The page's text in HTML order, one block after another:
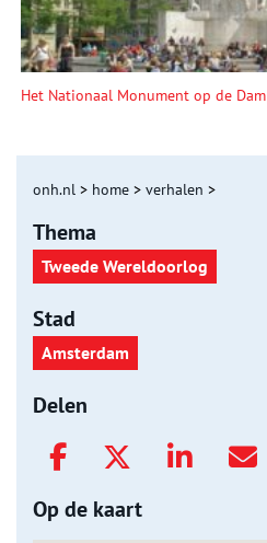
Het Nationaal Monument op de Dam
onh.nl > home > verhalen >
Thema
Tweede Wereldoorlog
Stad
Amsterdam
Delen
Op de kaart